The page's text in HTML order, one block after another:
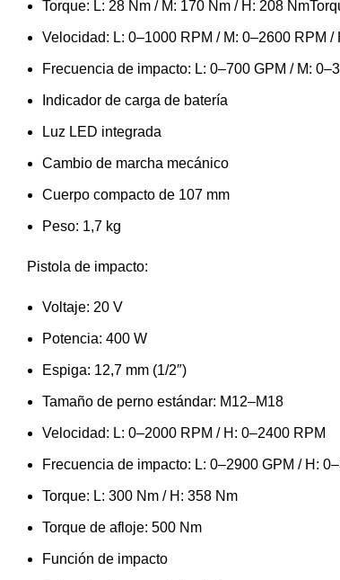
Torque: L: 28 Nm / M: 170 Nm / H: 208
Velocidad: L: 0–1000 RPM / M: 0–2600 RPM /
Frecuencia de impacto: L: 0–700 GPM / M:
Indicador de carga de batería
Luz LED integrada
Cambio de marcha mecánico
Cuerpo compacto de 107 mm
Peso: 1,7 kg
Pistola de impacto:
Voltaje: 20 V
Potencia: 400 W
Espiga: 12,7 mm (1/2″)
Tamaño de perno estándar: M12–M18
Velocidad: L: 0–2000 RPM / H: 0–2400 RPM
Frecuencia de impacto: L: 0–2900 GPM / H:
Torque: L: 300 Nm / H: 358 Nm
Torque de afloje: 500 Nm
Función de impacto